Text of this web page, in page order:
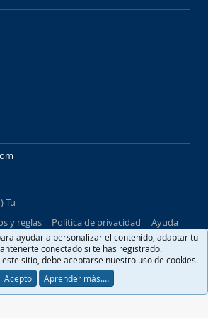
Tu
y reglas Política de privacidad
Ayuda
® © 2010-2026 XenForo Ltd.
. © 2010-2019
ayudar a personalizar el contenido, adaptar tu
conectado si te has registrado.
sitio, debe aceptarse nuestro uso de cookies.
Acepto
Aprender más.…